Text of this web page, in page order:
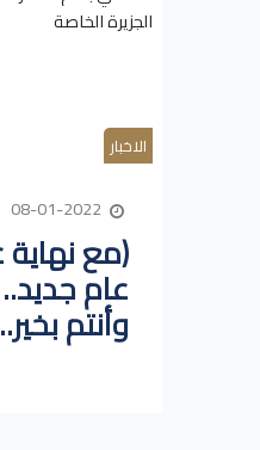
الاخبار
(مع نهاية
عام
وأنتم